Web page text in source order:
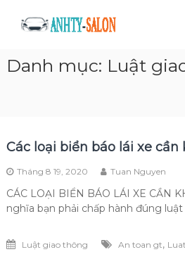
content
Mua
bán
tải
chóng
Danh mục: Luật
Các loại biển báo lái xe cần
Tháng 8 19, 2020 Tuan Nguyen
CÁC LOẠI BIỂN BÁO LÁI XE CẦN
nghĩa bạn phải chấp hành đúng luật
Luật giao thông An toan gt,